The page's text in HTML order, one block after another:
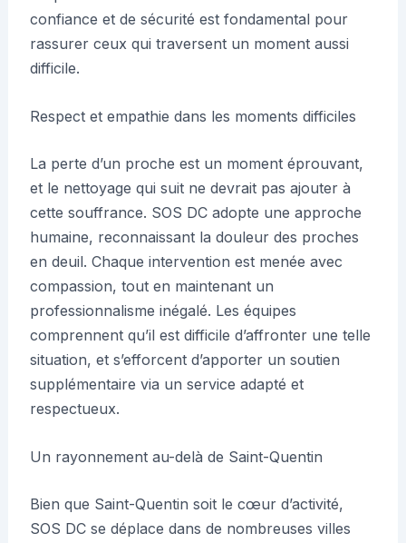
confiance et de sécurité est fondamental pour
rassurer ceux qui traversent un moment aussi
difficile.
Respect et empathie dans les moments difficiles
La perte d’un proche est un moment éprouvant,
et le nettoyage qui suit ne devrait pas ajouter à
cette souffrance. SOS DC adopte une approche
humaine, reconnaissant la douleur des proches
en deuil. Chaque intervention est menée avec
compassion, tout en maintenant un
professionnalisme inégalé. Les équipes
comprennent qu’il est difficile d’affronter une telle
situation, et s’efforcent d’apporter un soutien
supplémentaire via un service adapté et
respectueux.
Un rayonnement au-delà de Saint-Quentin
Bien que Saint-Quentin soit le cœur d’activité,
SOS DC se déplace dans de nombreuses villes